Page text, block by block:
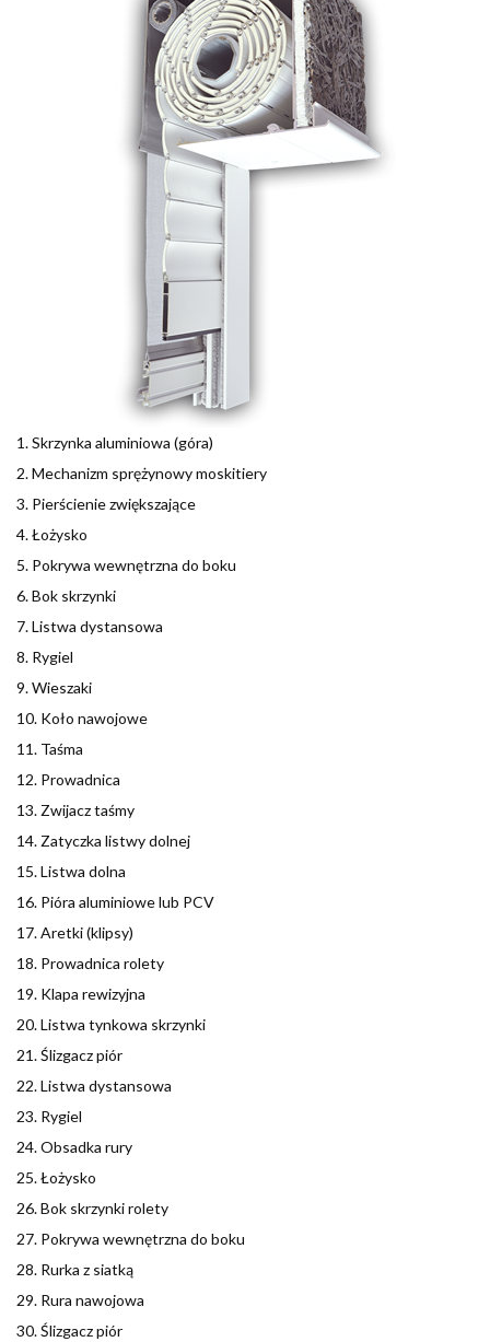
1. Skrzynka aluminiowa (góra)
2. Mechanizm sprężynowy moskitiery
3. Pierścienie zwiększające
4. Łożysko
5. Pokrywa wewnętrzna do boku
6. Bok skrzynki
7. Listwa dystansowa
8. Rygiel
9. Wieszaki
10. Koło nawojowe
11. Taśma
12. Prowadnica
13. Zwijacz taśmy
14. Zatyczka listwy dolnej
15. Listwa dolna
16. Pióra aluminiowe lub PCV
17. Aretki (klipsy)
18. Prowadnica rolety
19. Klapa rewizyjna
20. Listwa tynkowa skrzynki
21. Ślizgacz piór
22. Listwa dystansowa
23. Rygiel
24. Obsadka rury
25. Łożysko
26. Bok skrzynki rolety
27. Pokrywa wewnętrzna do boku
28. Rurka z siatką
29. Rura nawojowa
30. Ślizgacz piór